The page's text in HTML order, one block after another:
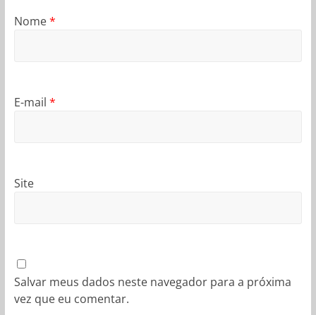
Nome*
E-mail *
Site
Salvar meus dados neste navegador para a próxima
vez que eu comentar.